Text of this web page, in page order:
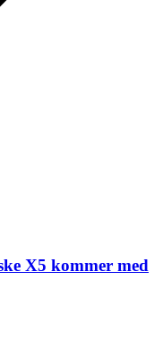
X5 kommer med